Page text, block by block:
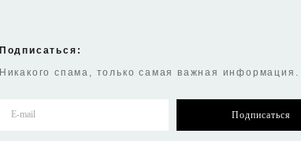
Подписаться:
Никакого спама, только самая важная информация.
Подписаться